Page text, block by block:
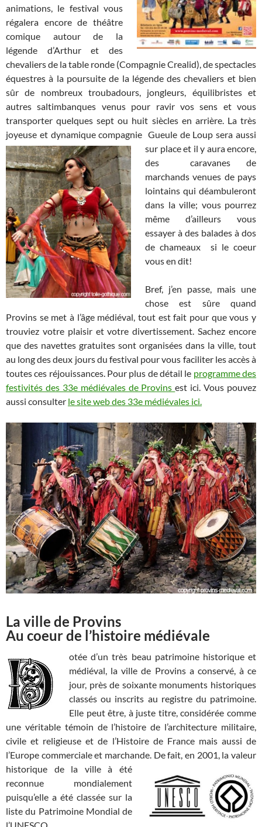
animations, le festival vous
régalera encore de théâtre
comique autour de la
légende d’Arthur et des
chevaliers de la table ronde (Compagnie Crealid), de spectacles
équestres à la poursuite de la légende des chevaliers et bien
sûr de nombreux troubadours, jongleurs, équilibristes et
autres saltimbanques venus pour ravir vos sens et vous
transporter quelques sept ou huit siècles en arrière. La très
joyeuse et dynamique compagnie Gueule de Loup sera aussi
sur place et il y aura encore,
des caravanes de
marchands venues de pays
lointains qui déambuleront
dans la ville; vous pourrez
même d’ailleurs vous
essayer à des balades à dos
de chameaux si le coeur
vous en dit!
Bref, j’en passe, mais une
chose est sûre quand
Provins se met à l’âge médiéval, tout est fait pour que vous y
trouviez votre plaisir et votre divertissement. Sachez encore
que des navettes gratuites sont organisées dans la ville, tout
au long des deux jours du festival pour vous faciliter les accès à
toutes ces réjouissances. Pour plus de détail le programme des
festivités des 33e médiévales de Provinsest ici. Vous pouvez
aussi consulter le site web des 33e médiévales ici.
La ville de Provins
Au coeur de l’histoire médiévale
otée d’un très beau patrimoine historique et
médiéval, la ville de Provins a conservé, à ce
jour, près de soixante monuments historiques
classés ou inscrits au registre du patrimoine.
Elle peut être, à juste titre, considérée comme
une véritable témoin de l’histoire de l’architecture militaire,
civile et religieuse et de l’Histoire de France mais aussi de
l’Europe commerciale et marchande. De fait, en 2001, la valeur
historique de la ville à été
reconnue mondialement
puisqu’elle a été classée sur la
liste du Patrimoine Mondial de